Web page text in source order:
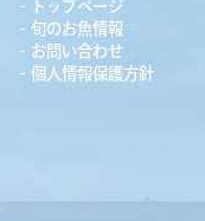
トップページ
旬のお魚情報
お問い合わせ
個人情報保護方針